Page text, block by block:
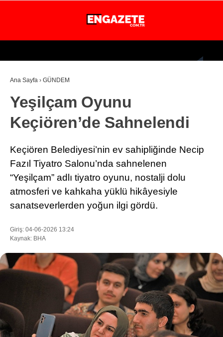
WhatsApp İhbar Hattı
Facebook
28.5
İSTANBUL
GÜNDEM
EKONOMİ
DÜNYA
SPOR
SAĞLIK
TEKNOLOJİ
Ana Sayfa › GÜNDEM
Yeşilçam Oyunu
Keçiören’de Sahnelendi
Keçiören Belediyesi’nin ev sahipliğinde Necip
Fazıl Tiyatro Salonu’nda sahnelenen
“Yeşilçam” adlı tiyatro oyunu, nostalji dolu
atmosferi ve kahkaha yüklü hikâyesiyle
sanatseverlerden yoğun ilgi gördü.
Giriş: 04-06-2026 13:24
Kaynak: BHA